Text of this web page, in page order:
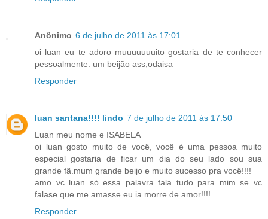
Anônimo 6 de julho de 2011 às 17:01
oi luan eu te adoro muuuuuuuito gostaria de te conhecer
pessoalmente. um beijão ass;odaisa
Responder
luan santana!!!! lindo 7 de julho de 2011 às 17:50
Luan meu nome e ISABELA
oi luan gosto muito de você, você é uma pessoa muito
especial gostaria de ficar um dia do seu lado sou sua
grande fã.mum grande beijo e muito sucesso pra você!!!!
amo vc luan só essa palavra fala tudo para mim se vc
falase que me amasse eu ia morre de amor!!!!
Responder